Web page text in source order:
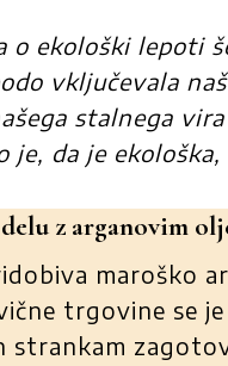
o ekološki lepoti
vključevala
stalnega
je, da je
z arganovim
maroško
trgovine se
strankam